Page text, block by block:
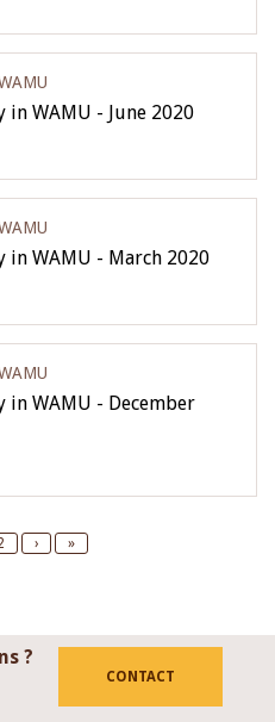
in WAMU - June 2020
in WAMU - March 2020
in WAMU - December
Next
›
Last
»
?
CONTACT